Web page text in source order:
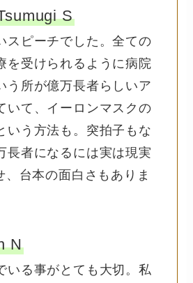
S
スピーチでした。全ての
を受けられるように病院
う所が億万長者らしいア
いて、イーロンマスクの
いう方法も。突拍子もな
長者になるには実は現実
、台本の面白さもありま
N
いる事がとても大切。私